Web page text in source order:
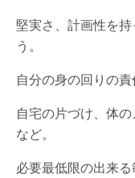
堅実さ、計画性を
う。
自分の身の回りの責
自宅の片づけ、体
など。
必要最低限の出来